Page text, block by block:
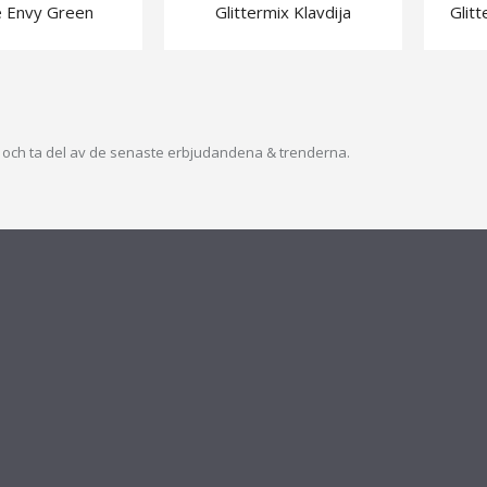
Envy Green Glittermix Klavdija
ta del av de senaste erbjudandena & trenderna.